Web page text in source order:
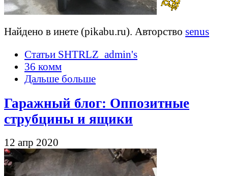
Найдено в инете (pikabu.ru). Авторство senus
Статьи SHTRLZ_admin's
36 комм
Дальше больше
Гаражный блог: Оппозитные
струбцины и ящики
12 апр 2020